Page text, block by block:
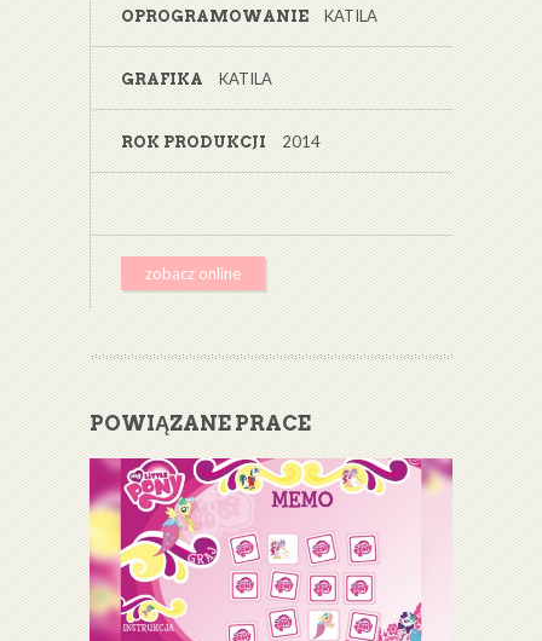
OPROGRAMOWANIE KATILA
GRAFIKA KATILA
ROK PRODUKCJI 2014
zobacz online
POWIĄZANE PRACE